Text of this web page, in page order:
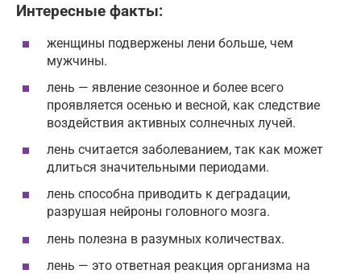
Интересные факты:
женщины подвержены лени больше, чем
мужчины.
лень — явление сезонное и более всего
проявляется осенью и весной, как следствие
воздействия активных солнечных лучей.
лень считается заболеванием, так как может
длиться значительными периодами.
лень способна приводить к деградации,
разрушая нейроны головного мозга.
лень полезна в разумных количествах.
лень — это ответная реакция организма на